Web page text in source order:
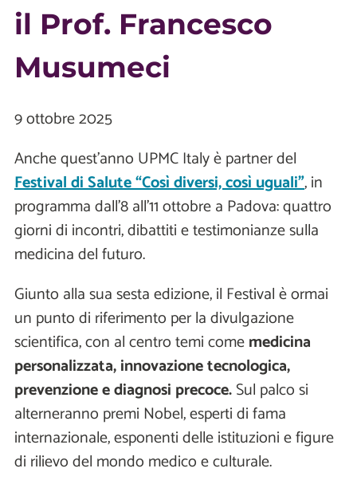
il Prof. Francesco
Musumeci
9 ottobre 2025
Anche quest’anno UPMC Italy è partner del
Festival di Salute “Così diversi, così uguali”, in
programma dall’8 all’11 ottobre a Padova: quattro
giorni di incontri, dibattiti e testimonianze sulla
medicina del futuro.
Giunto alla sua sesta edizione, il Festival è ormai
un punto di riferimento per la divulgazione
scientifica, con al centro temi comemedicina
personalizzata, innovazione tecnologica,
prevenzione e diagnosi precoce.Sul palco si
alterneranno premi Nobel, esperti di fama
internazionale, esponenti delle istituzioni e figure
di rilievo del mondo medico e culturale.